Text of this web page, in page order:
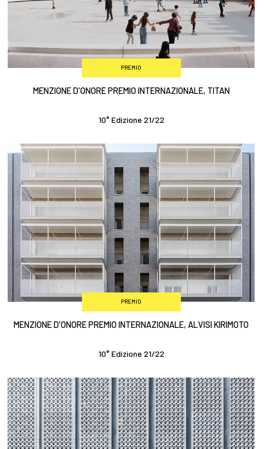
PREMIO
MENZIONE D'ONORE PREMIO INTERNAZIONALE, TITAN
10° Edizione 21/22
PREMIO
MENZIONE D'ONORE PREMIO INTERNAZIONALE, ALVISI KIRIMOTO
10° Edizione 21/22